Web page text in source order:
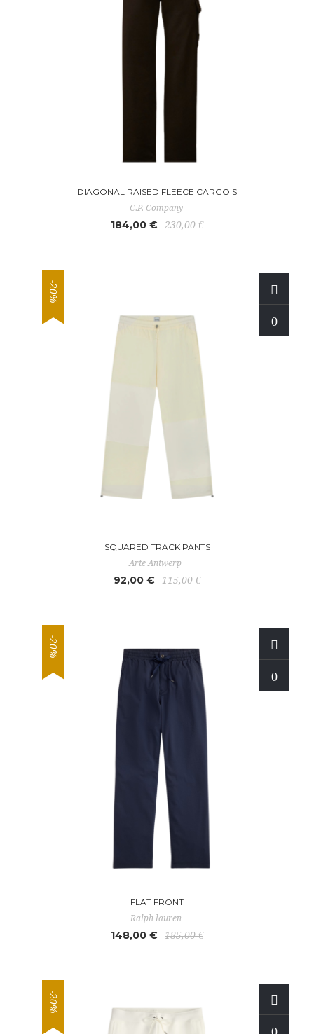
DIAGONAL RAISED FLEECE CARGO S
C.P. Company
184,00 € 230,00 €
-20%
SQUARED TRACK PANTS
Arte Antwerp
92,00 € 115,00 €
-20%
FLAT FRONT
Ralph lauren
148,00 € 185,00 €
-20%